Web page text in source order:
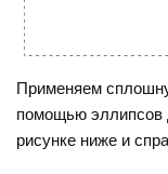
Применяем
помощью эллипсов
рисунке ниже и